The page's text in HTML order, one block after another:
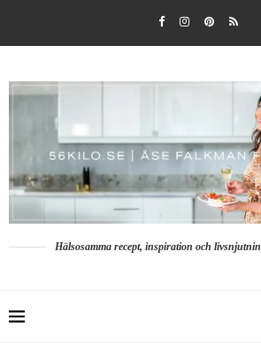
Hälsosamma recept, inspiration och